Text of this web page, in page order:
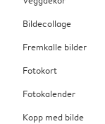
Bildecollage
Fremkalle bilder
Fotokort
Fotokalender
Kopp med bilde